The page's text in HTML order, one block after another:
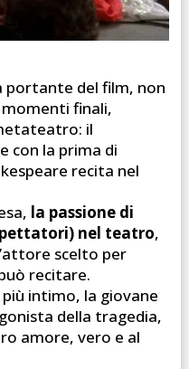
portante del film, non
finali,
il
con la prima di
recita nel
la passione di
nel teatro,
scelto per
recitare.
intimo, la giovane
della tragedia,
amore, vero e al